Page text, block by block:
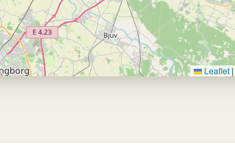
Leaflet |